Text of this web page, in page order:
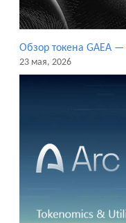
Обзор токена GAEA
23 мая, 2026